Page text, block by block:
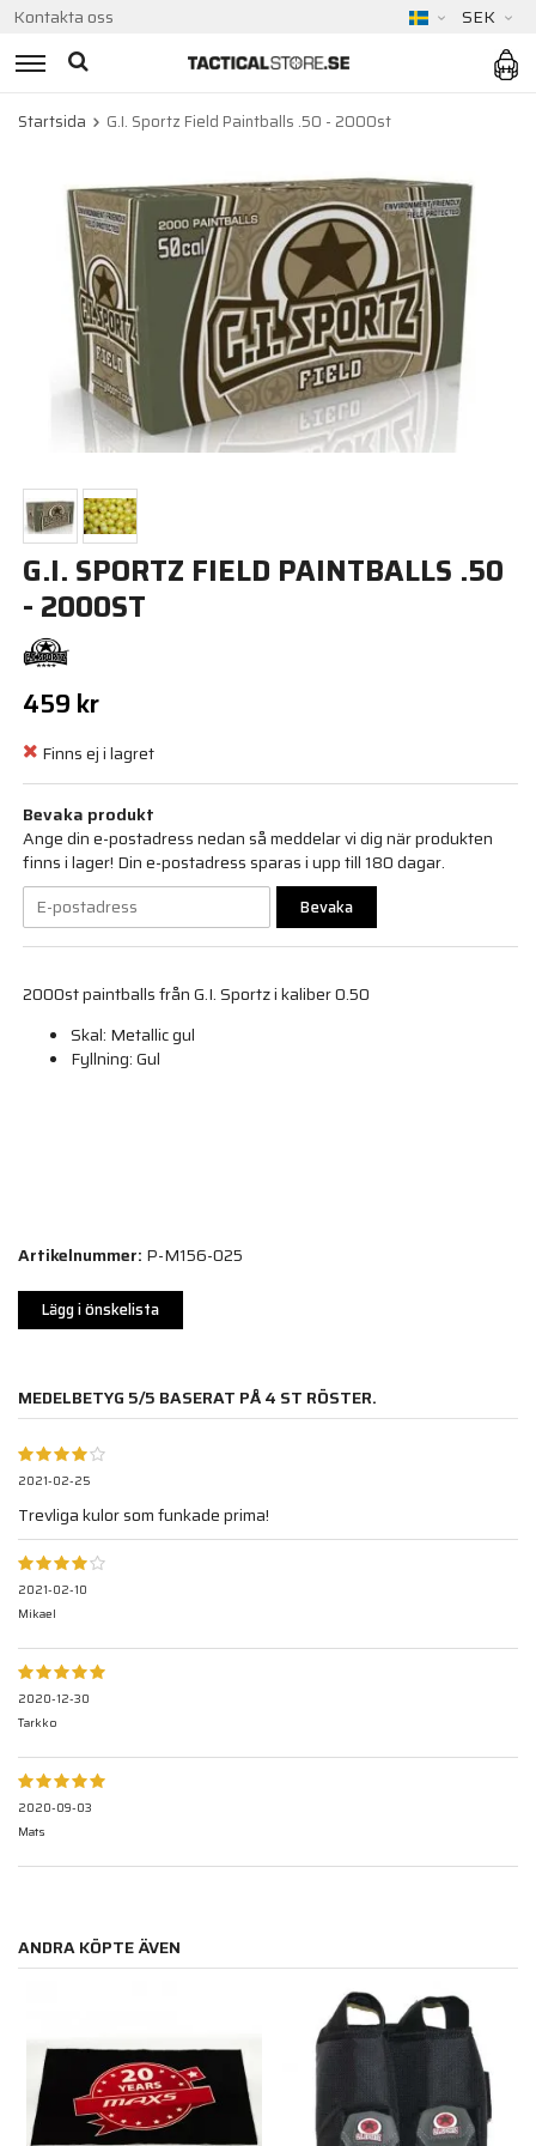
Kontakta oss SEK
Startsida G.I. Sportz Field Paintballs .50 - 2000st
G.I. SPORTZ FIELD PAINTBALLS .50
- 2000ST
459 kr
Finns ej i lagret
Bevaka produkt
Ange din e-postadress nedan så meddelar vi dig när produkten
finns i lager! Din e-postadress sparas i upp till 180 dagar.
Bevaka
2000st paintballs från G.I. Sportz i kaliber 0.50
Skal: Metallic gul
Fyllning: Gul
Artikelnummer: P-M156-025
Lägg i önskelista
MEDELBETYG 5/5 BASERAT PÅ4 ST RÖSTER.
2021-02-25
Trevliga kulor som funkade prima!
2021-02-10
Mikael
2020-12-30
Tarkko
2020-09-03
Mats
ANDRA KÖPTE ÄVEN